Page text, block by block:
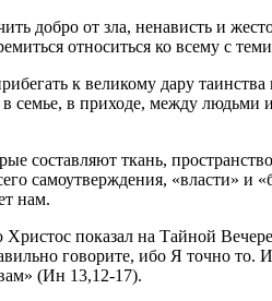
добро от зла, ненависть и
относиться ко всему с
к великому дару
семье, в приходе, между
составляют ткань,
«власти» и
нам.
Христос показал на Тайной
говорите, ибо Я точно
(Ин 13,12-17).